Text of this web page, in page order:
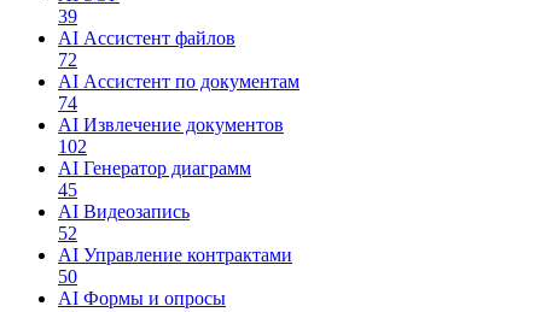
39
AI Ассистент файлов
72
AI Ассистент по документам
74
AI Извлечение документов
102
AI Генератор диаграмм
45
AI Видеозапись
52
AI Управление контрактами
50
AI Формы и опросы